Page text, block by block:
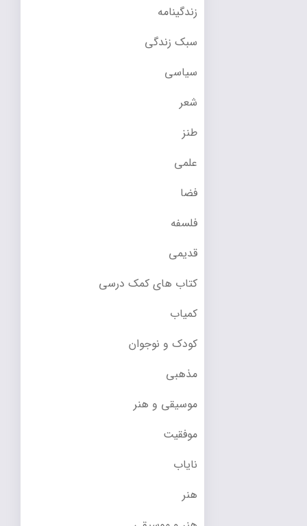
زندگینامه
سبک زندگی
سیاسی
شعر
طنز
علمی
فضا
فلسفه
قدیمی
کتاب های کمک درسی
کمیاب
کودک و نوجوان
مذهبی
موسیقی و هنر
موفقیت
نایاب
هنر